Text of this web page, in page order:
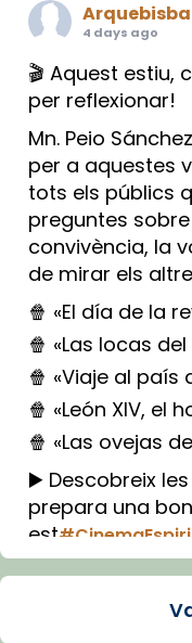
4 days ago
🎬 Aquest estiu,
per reflexionar!
Mn. Peio
per a aquestes
tots els públics
preguntes
convivència, la
de mirar els
🍿 «El día de la
🍿 «Las locas
🍿 «Viaje al país
🍿 «León XIV, el
🍿 «Las ovejas
▶️ Descobreix
prepara una
est
Imatge: